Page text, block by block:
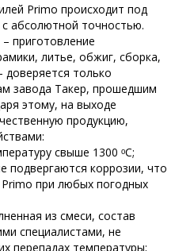
Primo происходит под
абсолютной точностью.
приготовление
литье, обжиг, сборка,
доверяется только
завода Такер, прошедшим
этому, на выходе
продукцию,
свыше 1300 ᵒС;
подвергаются коррозии, что
при любых погодных
из смеси, состав
специалистами, не
перепадах температуры;